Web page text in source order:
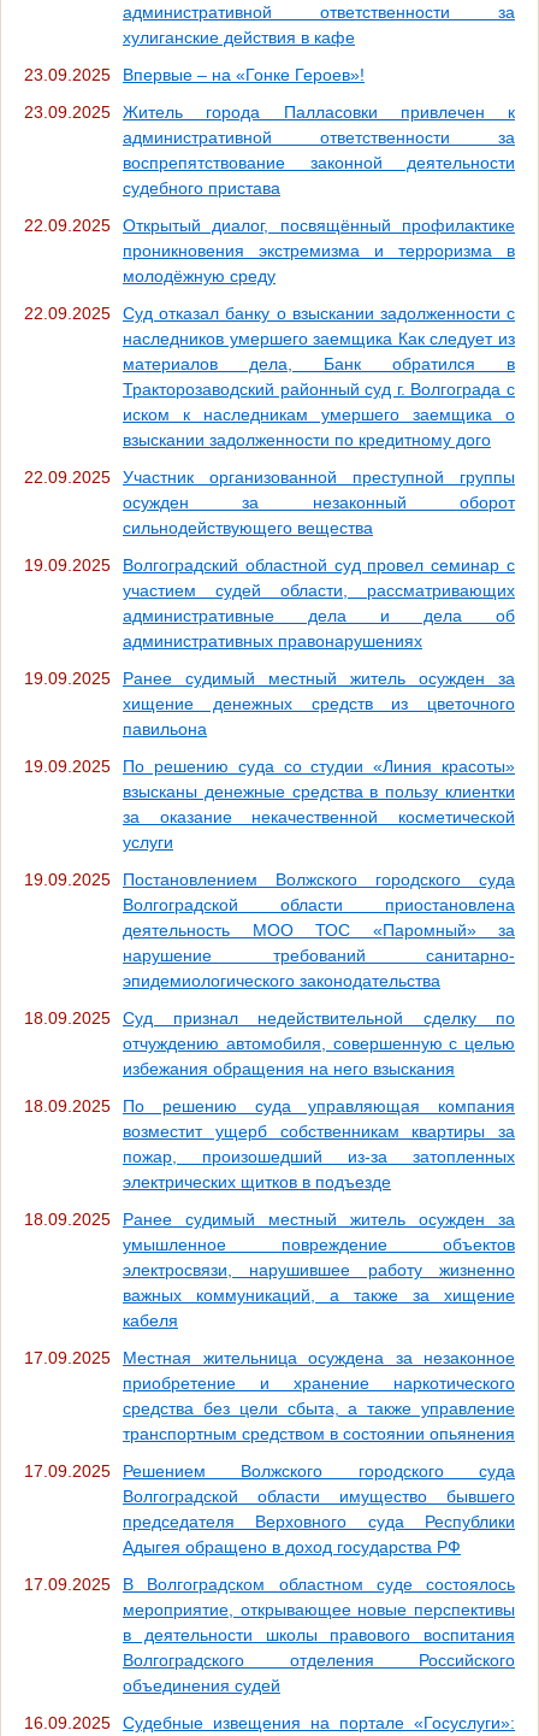
административной ответственности за
хулиганские действия в кафе
23.09.2025
Впервые – на «Гонке Героев»!
23.09.2025
Житель города Палласовки привлечен к
административной ответственности за
воспрепятствование законной деятельности
судебного пристава
22.09.2025
Открытый диалог, посвящённый профилактике
проникновения экстремизма и терроризма в
молодёжную среду
22.09.2025
Суд отказал банку о взыскании задолженности с
наследников умершего заемщика Как следует из
материалов дела, Банк обратился в
Тракторозаводский районный суд г. Волгограда с
иском к наследникам умершего заемщика о
взыскании задолженности по кредитному дого
22.09.2025
Участник организованной преступной группы
осужден за незаконный оборот
сильнодействующего вещества
19.09.2025
Волгоградский областной суд провел семинар с
участием судей области, рассматривающих
административные дела и дела об
административных правонарушениях
19.09.2025
Ранее судимый местный житель осужден за
хищение денежных средств из цветочного
павильона
19.09.2025
По решению суда со студии «Линия красоты»
взысканы денежные средства в пользу клиентки
за оказание некачественной косметической
услуги
19.09.2025
Постановлением Волжского городского суда
Волгоградской области приостановлена
деятельность МОО ТОС «Паромный» за
нарушение требований санитарно-
эпидемиологического законодательства
18.09.2025
Суд признал недействительной сделку по
отчуждению автомобиля, совершенную с целью
избежания обращения на него взыскания
18.09.2025
По решению суда управляющая компания
возместит ущерб собственникам квартиры за
пожар, произошедший из-за затопленных
электрических щитков в подъезде
18.09.2025
Ранее судимый местный житель осужден за
умышленное повреждение объектов
электросвязи, нарушившее работу жизненно
важных коммуникаций, а также за хищение
кабеля
17.09.2025
Местная жительница осуждена за незаконное
приобретение и хранение наркотического
средства без цели сбыта, а также управление
транспортным средством в состоянии опьянения
17.09.2025
Решением Волжского городского суда
Волгоградской области имущество бывшего
председателя Верховного суда Республики
Адыгея обращено в доход государства РФ
17.09.2025
В Волгоградском областном суде состоялось
мероприятие, открывающее новые перспективы
в деятельности школы правового воспитания
Волгоградского отделения Российского
объединения судей
16.09.2025
Судебные извещения на портале «Госуслуги»: